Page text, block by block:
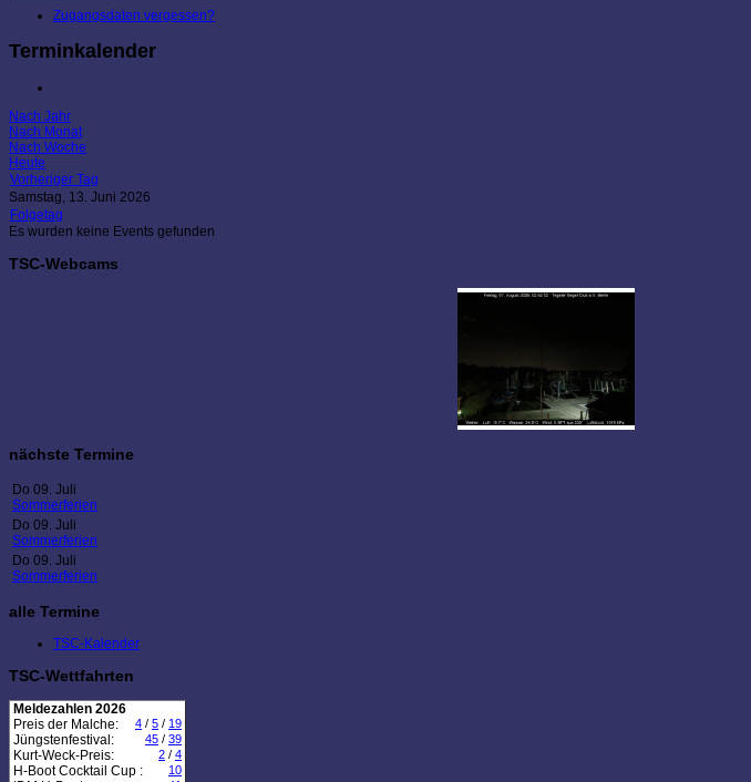
Zugangsdaten vergessen?
Terminkalender
Nach Jahr
Nach Monat
Nach Woche
Heute
Vorheriger Tag
Samstag, 13. Juni 2026
Folgetag
Es wurden keine Events gefunden
TSC-Webcams
nächste Termine
Do 09. Juli
Sommerferien
Do 09. Juli
Sommerferien
Do 09. Juli
Sommerferien
alle Termine
TSC-Kalender
TSC-Wettfahrten
Meldezahlen 2026
Preis der Malche:
4 / 5 / 19
Jüngstenfestival: 45 / 39
Kurt-Weck-Preis: 2 / 4
H-Boot Cocktail Cup : 10